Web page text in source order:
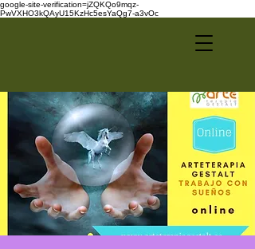
google-site-verification=jZQKQo9mqz-
PwVXHO3kQAyU15KzHc5esYaQg7-a3vOc